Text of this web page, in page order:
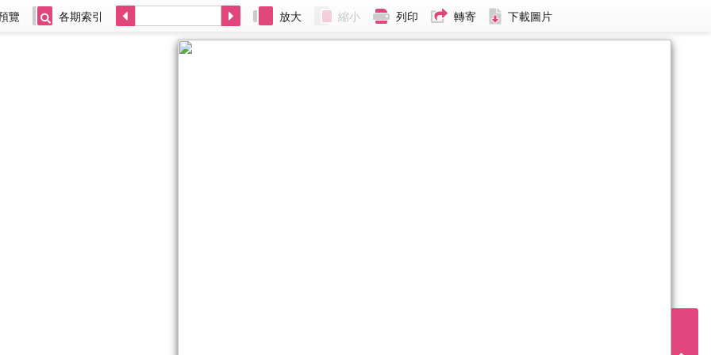
覽 各期索引 放大 縮小 列印 轉寄 下載圖片